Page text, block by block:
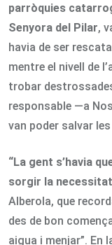
parròquies
Senyora del Pilar,
havia de ser
mentre el nivell de
trobar
responsable —a
van poder salvar
“La gent s’havia
sorgir la
Alberola, que
des de bon
aigua i menjar”. En